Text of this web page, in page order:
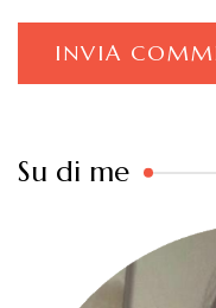
Su di me